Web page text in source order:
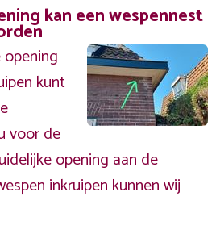
kan een wespennest
kunt
voor de
opening aan de
inkruipen kunnen wij